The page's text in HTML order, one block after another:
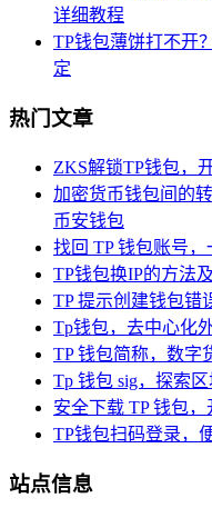
详细教程
TP钱包薄饼打不开
定
热门文章
ZKS解锁TP钱包，
加密货币钱包间的
币安钱包
找回 TP 钱包账号，
TP钱包换IP的方法
TP 提示创建钱包错
Tp钱包，去中心化
TP 钱包简称，数字
Tp 钱包 sig，探索
安全下载 TP 钱包
TP钱包扫码登录，
站点信息